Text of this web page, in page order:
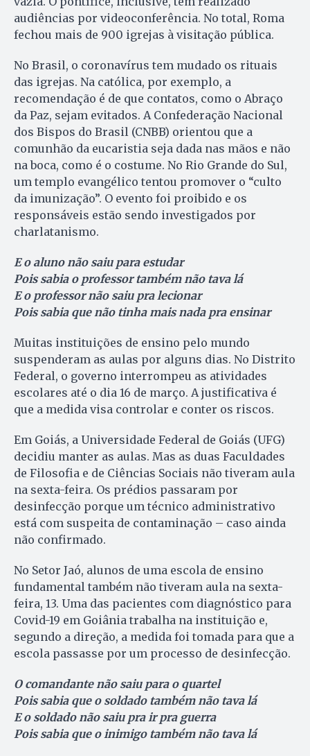
audiências por videoconferência. No total, Roma
fechou mais de 900 igrejas à visitação pública.
No Brasil, o coronavírus tem mudado os rituais
das igrejas. Na católica, por exemplo, a
recomendação é de que contatos, como o Abraço
da Paz, sejam evitados. A Confederação Nacional
dos Bispos do Brasil (CNBB) orientou que a
comunhão da eucaristia seja dada nas mãos e não
na boca, como é o costume. No Rio Grande do Sul,
um templo evangélico tentou promover o “culto
da imunização”. O evento foi proibido e os
responsáveis estão sendo investigados por
charlatanismo.
E o aluno não saiu para estudar
Pois sabia o professor também não tava lá
E o professor não saiu pra lecionar
Pois sabia que não tinha mais nada pra ensinar
Muitas instituições de ensino pelo mundo
suspenderam as aulas por alguns dias. No Distrito
Federal, o governo interrompeu as atividades
escolares até o dia 16 de março. A justificativa é
que a medida visa controlar e conter os riscos.
Em Goiás, a Universidade Federal de Goiás (UFG)
decidiu manter as aulas. Mas as duas Faculdades
de Filosofia e de Ciências Sociais não tiveram aula
na sexta-feira. Os prédios passaram por
desinfecção porque um técnico administrativo
está com suspeita de contaminação – caso ainda
não confirmado.
No Setor Jaó, alunos de uma escola de ensino
fundamental também não tiveram aula na sexta-
feira, 13. Uma das pacientes com diagnóstico para
Covid-19 em Goiânia trabalha na instituição e,
segundo a direção, a medida foi tomada para que a
escola passasse por um processo de desinfecção.
O comandante não saiu para o quartel
Pois sabia que o soldado também não tava lá
E o soldado não saiu pra ir pra guerra
Pois sabia que o inimigo também não tava lá